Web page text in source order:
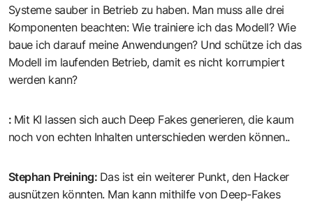
Systeme sauber in Betrieb zu haben. Man muss alle drei
Komponenten beachten: Wie trainiere ich das Modell? Wie
baue ich darauf meine Anwendungen? Und schütze ich das
Modell im laufenden Betrieb, damit es nicht korrumpiert
werden kann?
: Mit KI lassen sich auch Deep Fakes generieren, die kaum
noch von echten Inhalten unterschieden werden können..
Stephan Preining: Das ist ein weiterer Punkt, den Hacker
ausnützen könnten. Man kann mithilfe von Deep-Fakes